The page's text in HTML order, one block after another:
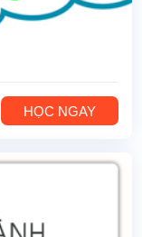
HỌC NGAY